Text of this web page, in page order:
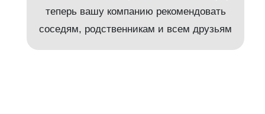
теперь вашу компанию рекомендовать
соседям, родственникам и всем друзьям